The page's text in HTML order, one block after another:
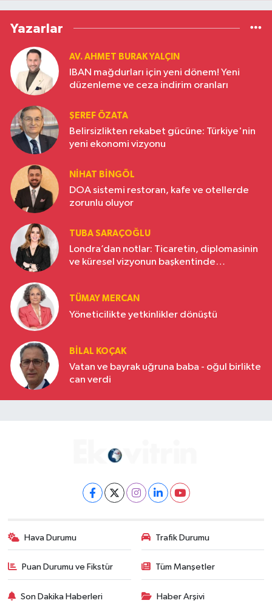
Yazarlar
AV. AHMET BURAK YALÇIN
IBAN mağdurları için yeni dönem! Yeni
düzenleme ve ceza indirim oranları
ŞEREF ÖZATA
Belirsizlikten rekabet gücüne: Türkiye'nin
yeni ekonomi vizyonu
NIHAT BINGÖL
DOA sistemi restoran, kafe ve otellerde
zorunlu oluyor
TUBA SARAÇOĞLU
Londra’dan notlar: Ticaretin, diplomasinin
ve küresel vizyonun başkentinde
TÜMAY MERCAN
Yöneticilikte yetkinlikler dönüştü
BILAL KOÇAK
Vatan ve bayrak uğruna baba - oğul birlikte
can verdi
Hava Durumu Trafik Durumu
Puan Durumu ve Fikstür Tüm Manşetler
Son Dakika Haberleri Haber Arşivi